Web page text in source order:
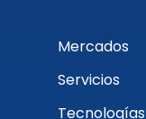
Mercados
Servicios
Tecnologías